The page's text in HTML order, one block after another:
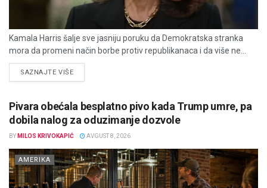
Kamala Harris šalje sve jasniju poruku da Demokratska stranka
mora da promeni način borbe protiv republikanaca i da više ne...
SAZNAJTE VIŠEDETAILS
Pivara obećala besplatno pivo kada Trump umre, pa
dobila nalog za oduzimanje dozvole
BY MILOS KRIVOKAPIĆ AVGUST 8, 2026
AMERIKA